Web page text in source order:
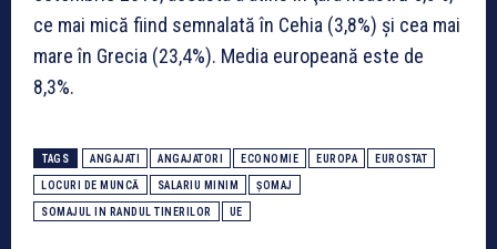
ce mai mică fiind semnalată în Cehia (3,8%) şi cea mai
mare în Grecia (23,4%). Media europeană este de
8,3%.
TAGS ANGAJATI ANGAJATORI ECONOMIE EUROPA EUROSTAT
LOCURI DE MUNCĂ SALARIU MINIM ȘOMAJ
SOMAJUL IN RANDUL TINERILOR UE